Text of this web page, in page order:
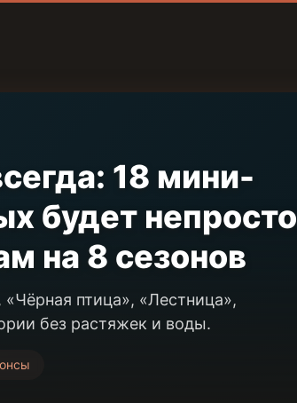
18 мини-
будет непросто
на 8 сезонов
птица», «Лестница»,
без растяжек и воды.